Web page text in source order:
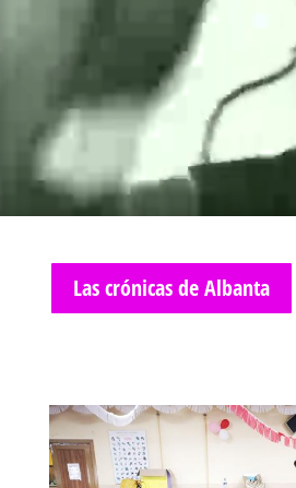
Las crónicas de Albanta